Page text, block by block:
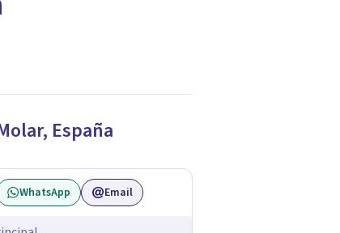
, España
WhatsApp Email